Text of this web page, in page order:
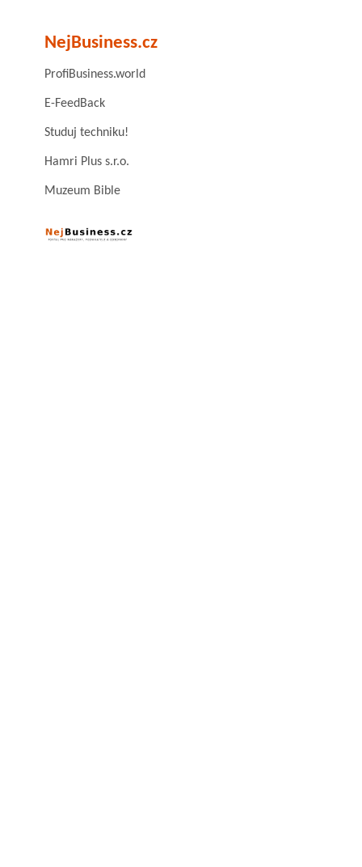
NejBusiness.cz
ProfiBusiness.world
E-FeedBack
Studuj techniku!
Hamri Plus s.r.o.
Muzeum Bible